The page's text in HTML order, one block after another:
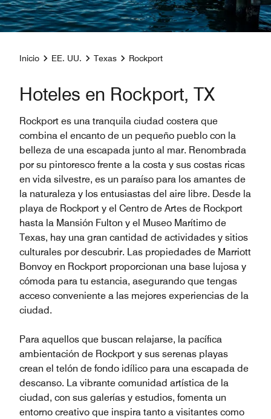
Inicio EE. UU. Texas Rockport
Hoteles en Rockport, TX
Rockport es una tranquila ciudad costera que
combina el encanto de un pequeño pueblo con la
belleza de una escapada junto al mar. Renombrada
por su pintoresco frente a la costa y sus costas ricas
en vida silvestre, es un paraíso para los amantes de
la naturaleza y los entusiastas del aire libre. Desde la
playa de Rockport y el Centro de Artes de Rockport
hasta la Mansión Fulton y el Museo Marítimo de
Texas, hay una gran cantidad de actividades y sitios
culturales por descubrir. Las propiedades de Marriott
Bonvoy en Rockport proporcionan una base lujosa y
cómoda para tu estancia, asegurando que tengas
acceso conveniente a las mejores experiencias de la
ciudad.
Para aquellos que buscan relajarse, la pacífica
ambientación de Rockport y sus serenas playas
crean el telón de fondo idílico para una escapada de
descanso. La vibrante comunidad artística de la
ciudad, con sus galerías y estudios, fomenta un
entorno creativo que inspira tanto a visitantes como